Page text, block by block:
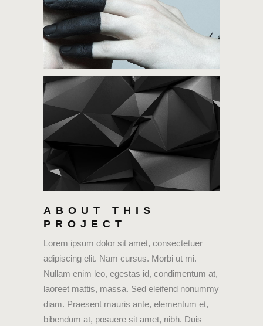
ABOUT THIS
PROJECT
Lorem ipsum dolor sit amet, consectetuer
adipiscing elit. Nam cursus. Morbi ut mi.
Nullam enim leo, egestas id, condimentum at,
laoreet mattis, massa. Sed eleifend nonummy
diam. Praesent mauris ante, elementum et,
bibendum at, posuere sit amet, nibh. Duis